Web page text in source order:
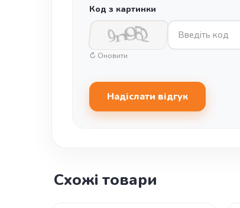
Код з картинки
↻ Оновити
Надіслати відгук
Схожі товари